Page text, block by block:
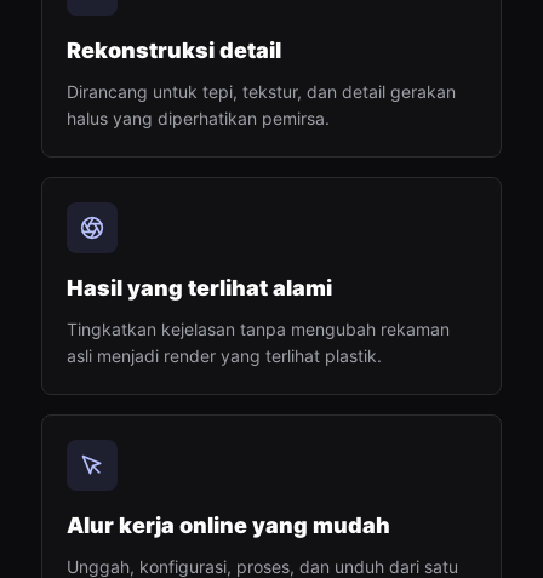
Rekonstruksi detail
Dirancang untuk tepi, tekstur, dan detail gerakan
halus yang diperhatikan pemirsa.
Hasil yang terlihat alami
Tingkatkan kejelasan tanpa mengubah rekaman
asli menjadi render yang terlihat plastik.
Alur kerja online yang mudah
Unggah, konfigurasi, proses, dan unduh dari satu